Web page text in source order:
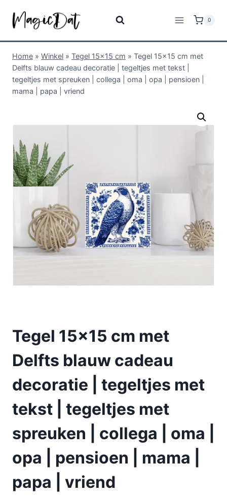
0
Home » Winkel » Tegel 15x15 cm » Tegel 15×15 cm met
Delfts blauw cadeau decoratie | tegeltjes met tekst |
tegeltjes met spreuken | collega | oma | opa | pensioen |
mama | papa | vriend
Tegel 15×15 cm met
Delfts blauw cadeau
decoratie | tegeltjes met
tekst | tegeltjes met
spreuken | collega | oma |
opa | pensioen | mama |
papa | vriend